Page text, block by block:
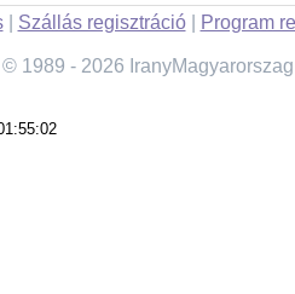
| Szállás regisztráció| Program
© 1989 - 2026